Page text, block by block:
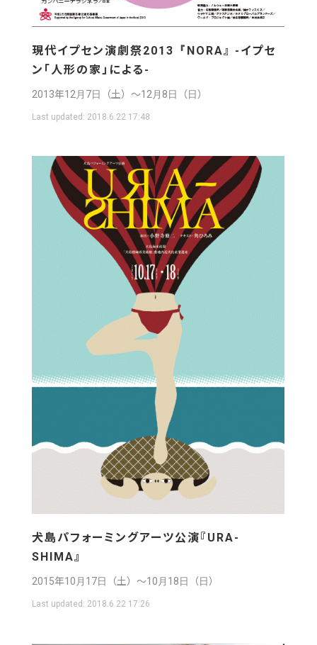
現代イプセン演劇祭2013『NORA』 -イプセ
ン「人形の家」による-
2013年12月7日（土）〜12月8日（日）
Last updated: 2018.6.22 17:48
犬島パフォーミングアーツ公演『URA-
SHIMA』
2015年10月17日（土）〜10月18日（日）
Last updated: 2018.6.22 17:26